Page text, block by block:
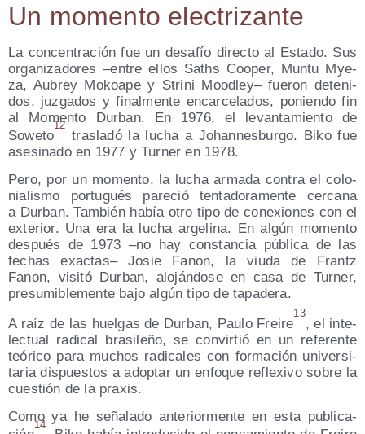
Un momen­to electrizante
La con­cen­tra­ción fue un desa­fío direc­to al Esta­do. Sus
orga­ni­za­do­res –entre ellos Saths Cooper, Mun­tu Mye­
za, Aubrey Mokoa­pe y Stri­ni Mood­ley– fue­ron dete­ni­
dos, juz­ga­dos y final­men­te encar­ce­la­dos, ponien­do fin
al Momen­to Dur­ban. En 1976, el levan­ta­mien­to de
Sowe­to
12
tras­la­dó la lucha a Johan­nes­bur­go. Biko fue
ase­si­na­do en 1977 y Tur­ner en 1978.
Pero, por un momen­to, la lucha arma­da con­tra el colo­
nia­lis­mo por­tu­gués pare­ció ten­ta­do­ra­men­te cer­ca­na
a Dur­ban. Tam­bién había otro tipo de cone­xio­nes con el
exte­rior. Una era la lucha arge­li­na. En algún momen­to
des­pués de 1973 –no hay cons­tan­cia públi­ca de las
fechas exac­tas– Josie Fanon, la viu­da de Frantz
Fanon, visi­tó Dur­ban, alo­ján­do­se en casa de Tur­ner,
pre­su­mi­ble­men­te bajo algún tipo de tapadera.
A raíz de las huel­gas de Dur­ban, Pau­lo Frei­re
13
, el inte­
lec­tual radi­cal bra­si­le­ño, se con­vir­tió en un refe­ren­te
teó­ri­co para muchos radi­ca­les con for­ma­ción uni­ver­si­
ta­ria dis­pues­tos a adop­tar un enfo­que refle­xi­vo sobre la
cues­tión de la praxis.
Como ya he seña­la­do ante­rior­men­te en esta publi­ca­
14